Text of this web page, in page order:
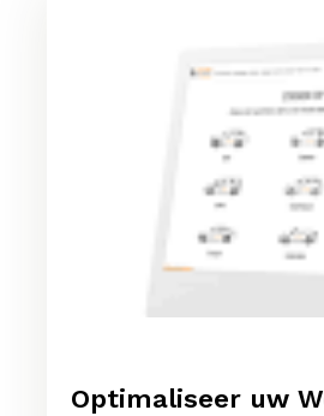
Optimaliseer uw